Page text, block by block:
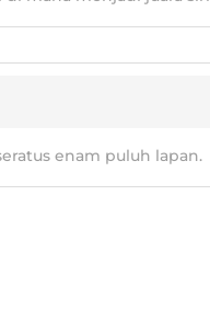
enam puluh lapan.